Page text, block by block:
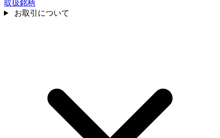
取扱銘柄
お取引について